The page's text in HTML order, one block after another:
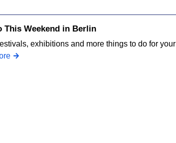
This Weekend in Berlin
exhibitions and more things to do for your